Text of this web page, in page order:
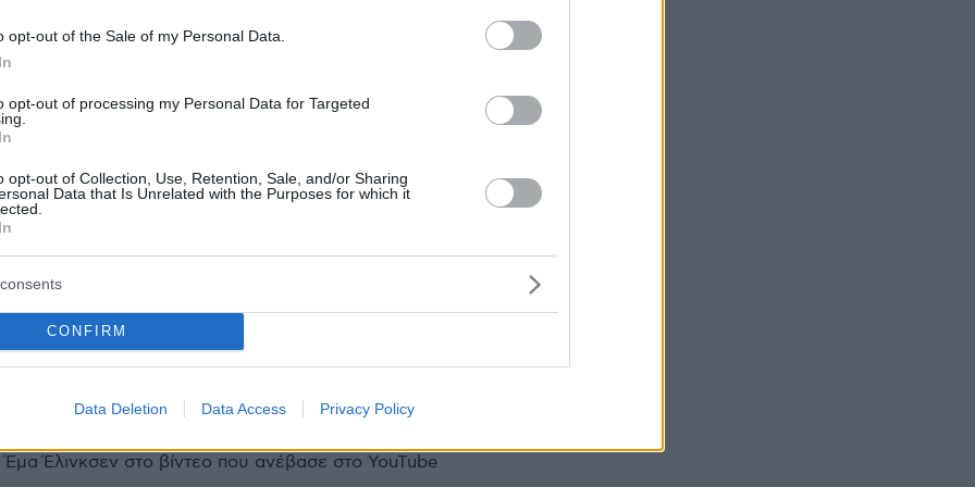
opt-out of the Sale of my Personal Data.
opt-out of processing my Personal Data for Targeted
opt-out of Collection, Use, Retention, Sale, and/or Sharing
Data that Is Unrelated with the Purposes for which it
CONFIRM
Data Deletion Data Access Privacy Policy
Η αφαίρεση του στήθους
τη ζωή, λέει ο τρανς
για την ευτυχία που νιώθει όταν βγαίνει από
μόνο μια πετσέτα γύρω απο τη μέση και βλέπει
το νέο του σώμα
καλλονή εξομολογείται: Με
ψεύτρα όταν τους λέω ότι
Έμα Έλινκσεν στο βίντεο που ανέβασε στο YouTube
32